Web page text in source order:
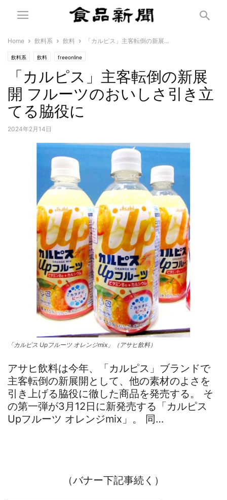
Home 飲料系 飲料 「カルピス」主客転倒の新展...
飲料系 飲料 freeonline
「カルピス」主客転倒の新展
開 フルーツのおいしさ引き立
てる脇役に
2024年2月14日
「カルピス Upフルーツ オレンジmix」（アサヒ飲料）
アサヒ飲料は今年、「カルピス」ブランドで
主客転倒の新展開として、他の素材のよさを
引き上げる脇役に徹した商品を発売する。 そ
の第一弾が3月12日に新発売する「カルピス
Upフルーツ オレンジmix」。 同…
（バナー下記事続く）